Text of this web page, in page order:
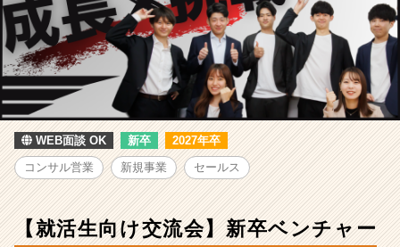
ベ
ン
チ
ャ
ー
ア
ル
な
聞
い
WEB面談 OK 新卒 2027年卒
コンサル営業 新規事業 セールス
【就活生向け交流会】新卒ベンチャー